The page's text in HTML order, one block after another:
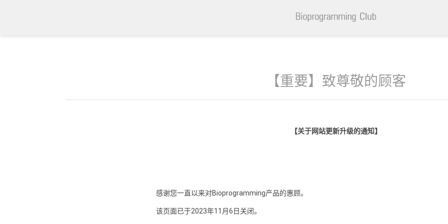
【重要】致尊敬的顾客
【关于网站更新升级的通知】
感谢您一直以来对Bioprogramming产品的惠顾。
该页面已于2023年11月6日关闭。